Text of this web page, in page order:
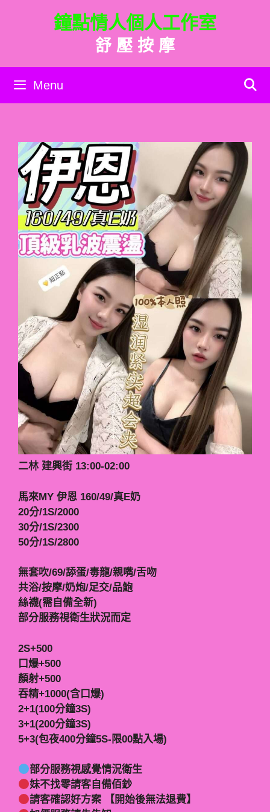
內
鐘點情人個人工作室
舒 壓 按 摩
Menu
二林 建興街 13:00-02:00
馬來MY 伊恩 160/49/真E奶
20分/1S/2000
30分/1S/2300
50分/1S/2800
無套吹/69/舔蛋/毒龍/親嘴/舌吻
共浴/按摩/奶炮/足交/品鮑
絲襪(需自備全新)
部分服務視衛生狀況而定
2S+500
口爆+500
顏射+500
吞精+1000(含口爆)
2+1(100分鐘3S)
3+1(200分鐘3S)
5+3(包夜400分鐘5S-限00點入場)
部分服務視感覺情況衛生
妹不找零請客自備佰鈔
請客確認好方案 【開始後無法退費】